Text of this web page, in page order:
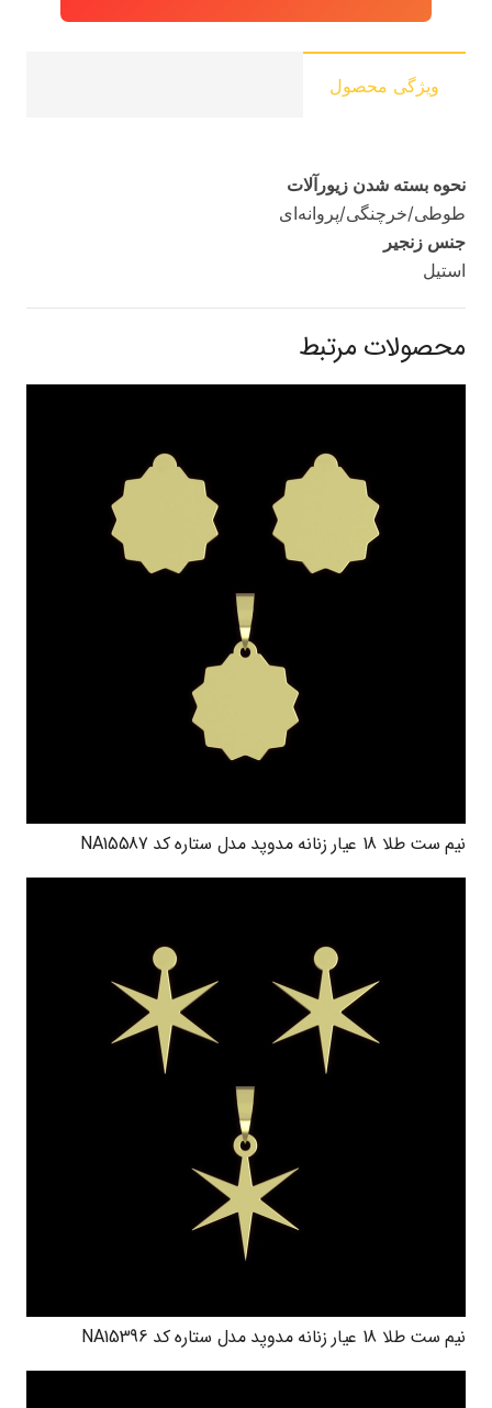
ویژگی محصول
نحوه بسته شدن زیورآلات
طوطی/خرچنگی/پروانه‌ای
جنس زنجیر
استیل
محصولات مرتبط
نیم ست طلا 18 عیار زنانه مدوپد مدل ستاره کد NA15587
نیم ست طلا 18 عیار زنانه مدوپد مدل ستاره کد NA15396